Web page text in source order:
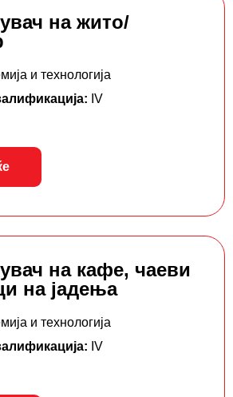
на жито/
и технологија
IV
на кафе, чаеви
на јадења
и технологија
IV